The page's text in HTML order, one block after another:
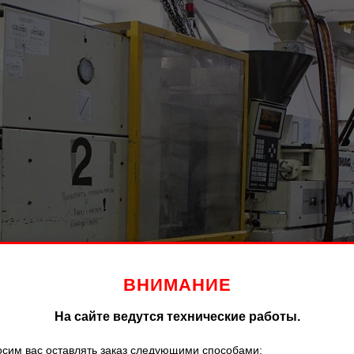
ВНИМАНИЕ
На сайте ведутся технические работы.
вас оставлять заказ следующими способами: